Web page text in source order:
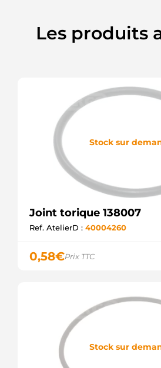
Les produits
Stock sur
Joint torique 138007
Ref. AtelierD : 40004260
0,58€Prix TTC
Stock sur